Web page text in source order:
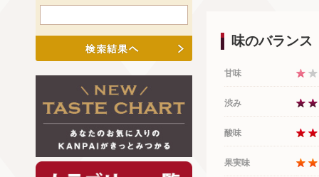
味のバランス
甘味
渋み
酸味
果実味